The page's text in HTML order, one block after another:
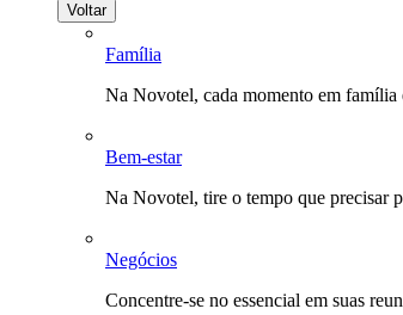
Voltar
Família
Na Novotel, cada momento em família
Bem-estar
Na Novotel, tire o tempo que precisar
Negócios
Concentre-se no essencial em suas